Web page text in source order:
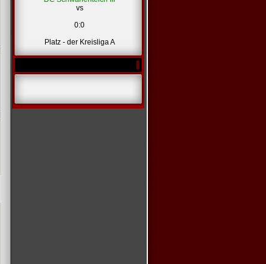
vs
0:0
Platz - der Kreisliga A